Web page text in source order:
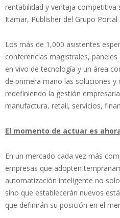
rentabilidad y ventaja competitiva
Itamar, Publisher del Grupo Portal
Los más de 1,000 asistentes
conferencias magistrales,
en vivo de tecnología y un área
de primera mano las soluciones y
redefiniendo la gestión
manufactura, retail, servicios,
El momento de actuar es
En un mercado cada vez más
empresas que adopten
automatización inteligente no
sino que establecerán nuevos
que definirán su posición en el